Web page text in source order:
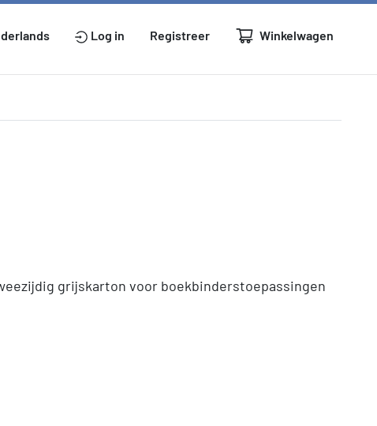
Log in Registreer Winkelwagen
grijskarton voor boekbinderstoepassingen